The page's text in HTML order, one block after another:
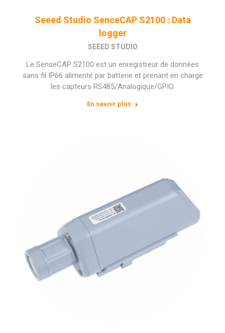
Seeed Studio SenceCAP S2100 : Data
logger
SEEED STUDIO
Le SenseCAP S2100 est un enregistreur de données
sans fil IP66 alimenté par batterie et prenant en charge
les capteurs RS485/Analogique/GPIO.
En savoir plus